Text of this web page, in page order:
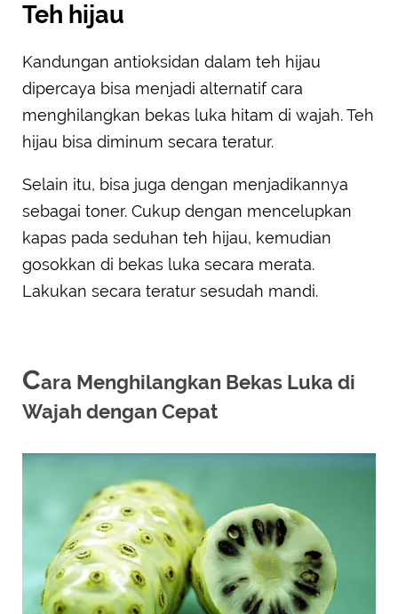
Teh hijau
Kandungan antioksidan dalam teh hijau
dipercaya bisa menjadi alternatif cara
menghilangkan bekas luka hitam di wajah. Teh
hijau bisa diminum secara teratur.
Selain itu, bisa juga dengan menjadikannya
sebagai toner. Cukup dengan mencelupkan
kapas pada seduhan teh hijau, kemudian
gosokkan di bekas luka secara merata.
Lakukan secara teratur sesudah mandi.
Cara Menghilangkan Bekas Luka di
Wajah dengan Cepat